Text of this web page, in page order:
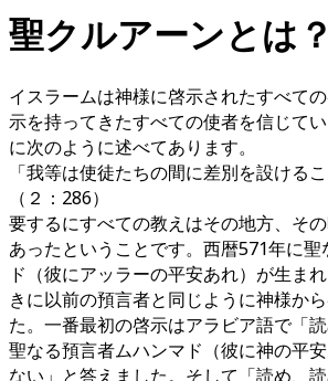
聖クルアーンとは？
イスラームは神様に啓示されたすべて
示を持ってきたすべての使者を信じて
に次のように述べてあります。
「我等は使徒たちの間に差別を設けるこ
（２：286）
要するにすべての教えはその地方、そ
あったということです。西暦571年に
ド（彼にアッラーの平安あれ）が生ま
きに以前の預言者と同じように神様か
た。一番最初の啓示はアラビア語で「
聖なる預言者ムハンマド（彼に神の平
ない」と答えました。そして「読め、